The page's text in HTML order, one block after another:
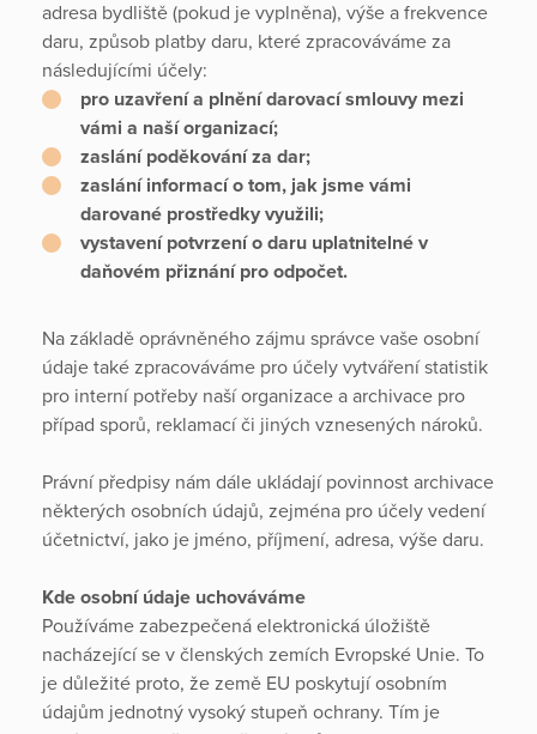
adresa bydliště (pokud je vyplněna), výše a frekvence
daru, způsob platby daru, které zpracováváme za
následujícími účely:
pro uzavření a plnění darovací smlouvy mezi
vámi a naší organizací;
zaslání poděkování za dar;
zaslání informací o tom, jak jsme vámi
darované prostředky využili;
vystavení potvrzení o daru uplatnitelné v
daňovém přiznání pro odpočet.
Na základě oprávněného zájmu správce vaše osobní
údaje také zpracováváme pro účely vytváření statistik
pro interní potřeby naší organizace a archivace pro
případ sporů, reklamací či jiných vznesených nároků.
Právní předpisy nám dále ukládají povinnost archivace
některých osobních údajů, zejména pro účely vedení
účetnictví, jako je jméno, příjmení, adresa, výše daru.
Kde osobní údaje uchováváme
Používáme zabezpečená elektronická úložiště
nacházející se v členských zemích Evropské Unie. To
je důležité proto, že země EU poskytují osobním
údajům jednotný vysoký stupeň ochrany. Tím je